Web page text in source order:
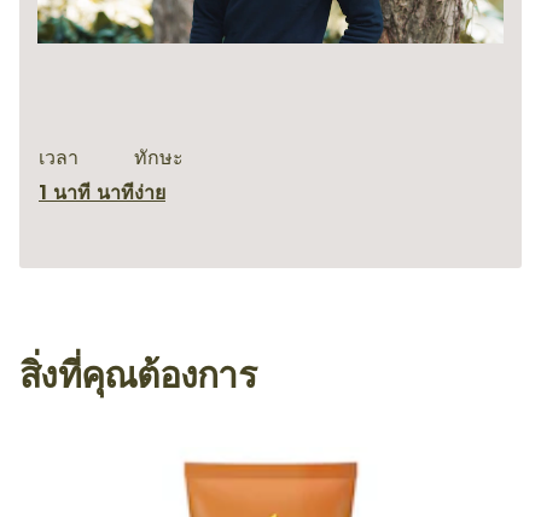
เวลา
1 นาที นาที
ทักษะ
ง่าย
สิ่งที่คุณต้องการ